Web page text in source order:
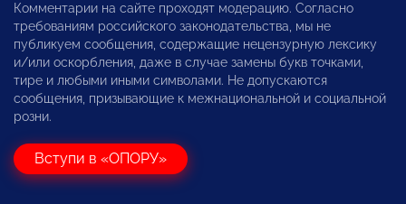
Комментарии на сайте проходят модерацию. Согласно
требованиям российского законодательства, мы не
публикуем сообщения, содержащие нецензурную лексику
и/или оскорбления, даже в случае замены букв точками,
тире и любыми иными символами. Не допускаются
сообщения, призывающие к межнациональной и социальной
розни.
Вступи в «ОПОРУ»